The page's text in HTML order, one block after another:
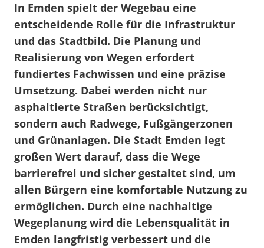
In Emden spielt der Wegebau eine
entscheidende Rolle für die Infrastruktur
und das Stadtbild. Die Planung und
Realisierung von Wegen erfordert
fundiertes Fachwissen und eine präzise
Umsetzung. Dabei werden nicht nur
asphaltierte Straßen berücksichtigt,
sondern auch Radwege, Fußgängerzonen
und Grünanlagen. Die Stadt Emden legt
großen Wert darauf, dass die Wege
barrierefrei und sicher gestaltet sind, um
allen Bürgern eine komfortable Nutzung zu
ermöglichen. Durch eine nachhaltige
Wegeplanung wird die Lebensqualität in
Emden langfristig verbessert und die